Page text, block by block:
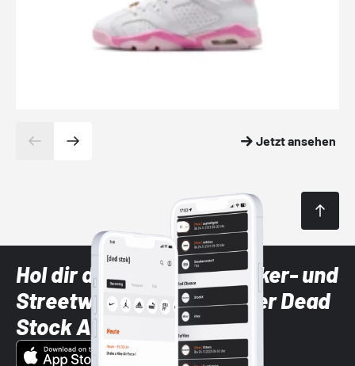
Jetzt ansehen
Hol dir die neuesten Sneaker- und
Streetwear-Brands mit der Dead
Stock App